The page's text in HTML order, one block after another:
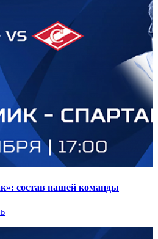
состав нашей команды